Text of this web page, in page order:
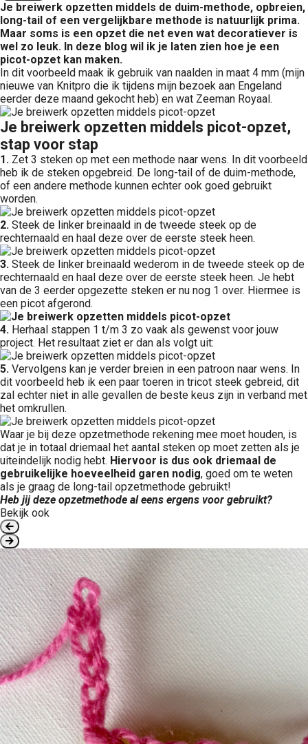
Je breiwerk opzetten middels de duim-methode, opbreien,
long-tail of een vergelijkbare methode is natuurlijk prima.
Maar soms is een opzet die net even wat decoratiever is
wel zo leuk. In deze blog wil ik je laten zien hoe je een
picot-opzet kan maken.
In dit voorbeeld maak ik gebruik van naalden in maat 4 mm (mijn
nieuwe van Knitpro die ik tijdens mijn bezoek aan Engeland
eerder deze maand gekocht heb) en wat Zeeman Royaal.
Je breiwerk opzetten middels picot-opzet,
stap voor stap
1. Zet 3 steken op met een methode naar wens. In dit voorbeeld
heb ik de steken opgebreid. De long-tail of de duim-methode,
of een andere methode kunnen echter ook goed gebruikt
worden.
2. Steek de linker breinaald in de tweede steek op de
rechternaald en haal deze over de eerste steek heen.
3. Steek de linker breinaald wederom in de tweede steek op de
rechternaald en haal deze over de eerste steek heen. Je hebt
van de 3 eerder opgezette steken er nu nog 1 over. Hiermee is
een picot afgerond.
4. Herhaal stappen 1 t/m 3 zo vaak als gewenst voor jouw
project. Het resultaat ziet er dan als volgt uit:
5. Vervolgens kan je verder breien in een patroon naar wens. In
dit voorbeeld heb ik een paar toeren in tricot steek gebreid, dit
zal echter niet in alle gevallen de beste keus zijn in verband met
het omkrullen.
Waar je bij deze opzetmethode rekening mee moet houden, is
dat je in totaal driemaal het aantal steken op moet zetten als je
uiteindelijk nodig hebt. Hiervoor is dus ook driemaal de
gebruikelijke hoeveelheid garen nodig, goed om te weten
als je graag de long-tail opzetmethode gebruikt!
Heb jij deze opzetmethode al eens ergens voor gebruikt?
Bekijk ook